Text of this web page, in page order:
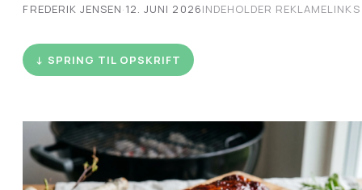
FREDERIK JENSEN·12. JUNI 2026INDEHOLDER REKLAMELINKS
↓ SPRING TIL OPSKRIFT